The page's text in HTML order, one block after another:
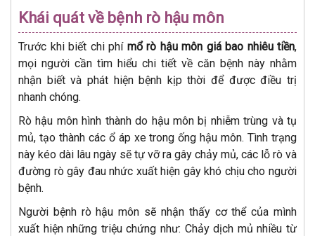
Khái quát về bệnh rò hậu môn
Trước khi biết chi phí mổ rò hậu môn giá bao nhiêu tiền,
mọi người cần tìm hiểu chi tiết về căn bệnh này nhằm
nhận biết và phát hiện bệnh kịp thời để được điều trị
nhanh chóng.
Rò hậu môn hình thành do hậu môn bị nhiễm trùng và tụ
mủ, tạo thành các ổ áp xe trong ống hậu môn. Tình trạng
này kéo dài lâu ngày sẽ tự vỡ ra gây chảy mủ, các lỗ rò và
đường rò gây đau nhức xuất hiện gây khó chịu cho người
bệnh.
Người bệnh rò hậu môn sẽ nhận thấy cơ thể của mình
xuất hiện những triệu chứng như: Chảy dịch mủ nhiều từ